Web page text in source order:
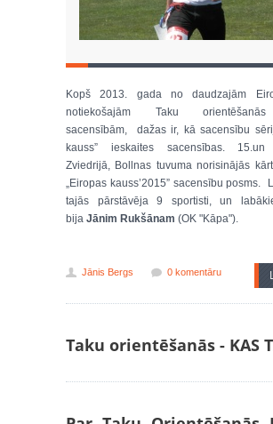
Kopš 2013. gada no daudzajām
notiekošajām Taku
sacensībām, dažas ir, kā sacensību
kauss” ieskaites sacensības. 15.un
Zviedrijā, Bollnas tuvuma norisinājās
„Eiropas kauss’2015” sacensību posms.
tajās pārstāvēja 9 sportisti, un
bija Jānim Rukšānam (OK "Kāpa").
Jānis Bergs 0 komentāru
Taku orientēšanās - KAS